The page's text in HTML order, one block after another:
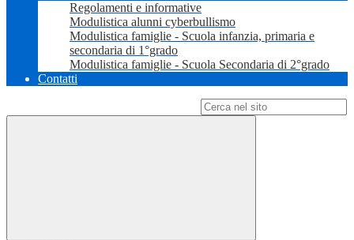
Regolamenti e informative
Modulistica alunni cyberbullismo
Modulistica famiglie - Scuola infanzia, primaria e
secondaria di 1°grado
Modulistica famiglie - Scuola Secondaria di 2°grado
Contatti